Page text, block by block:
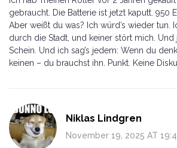
gebraucht. Die Batterie ist jetzt kaputt. 950
Aber weißt du was? Ich würd’s wieder tun.
durch die Stadt, und keiner stört mich. Und
Schein. Und ich sag’s jedem: Wenn du
keinen – du brauchst ihn. Punkt. Keine
Niklas Lindgren
November 19, 2025 AT